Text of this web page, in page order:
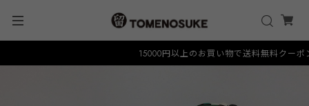
15000円以上のお買い物で送料無料クーポン